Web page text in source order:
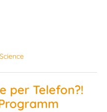
per Telefon?!